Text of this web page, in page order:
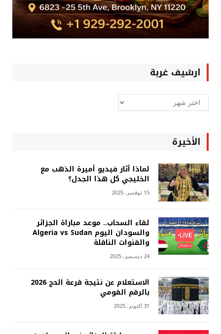
ارشيف غربة
ارشيف
غربة
الأخيرة
لماذا أثار فيديو أميرة الذهب مع
الخليجي كل هذا الجدل؟
15 نوفمبر، 2025
لقاء السحاب.. موعد مباراة الجزائر
والسودان اليوم Algeria vs Sudan
والقنوات الناقلة
24 ديسمبر، 2025
الاستعلام عن نتيجة قرعة الحج 2026
بالرقم القومي
31 أكتوبر، 2025